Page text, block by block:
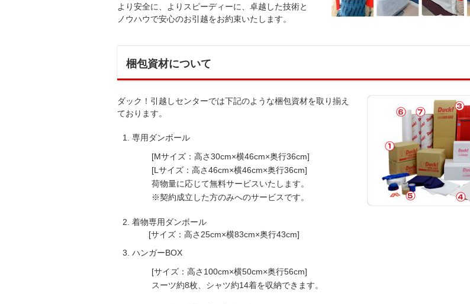
より安全に、よりスピーディーに、卓越した技術と
ノウハウで安心のお引越をお約束いたします。
梱包資材について
ダック！引越しセンターでは下記のような梱包資材を取り揃え
ております。
専用ダンボール
[Mサイズ：高さ30cm×横46cm×奥行36cm]
[Lサイズ：高さ46cm×横46cm×奥行36cm]
荷物量に応じて無料サービスいたします。
※契約成立した方のみへのサービスです。
着物専用ダンボール
[サイズ：高さ25cm×横83cm×奥行43cm]
ハンガーBOX
[サイズ：高さ100cm×横50cm×奥行56cm]
スーツ約8枚、シャツ約14着を収納できます。